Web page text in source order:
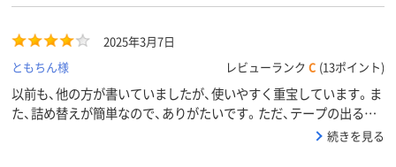
2025年3月7日
ともちん様
レビューランク C (13ポイント)
以前も、他の方が書いていましたが、使いやすく重宝しています。ま
た、詰め替えが簡単なので、ありがたいです。ただ、テープの出ると
ころが、外れてしまうことがあります。そこが、改善できればいいか
続きを見る